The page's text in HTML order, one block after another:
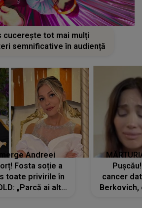
cucerește tot mai mulți
semnificative în audiență
Andreei
Fosta soție a
toate privirile în
„Parcă ai altă
cancer